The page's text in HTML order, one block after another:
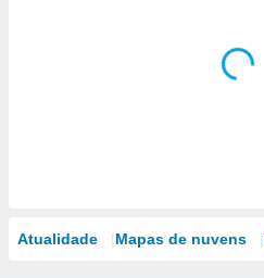
Atualidade Mapas de nuvens